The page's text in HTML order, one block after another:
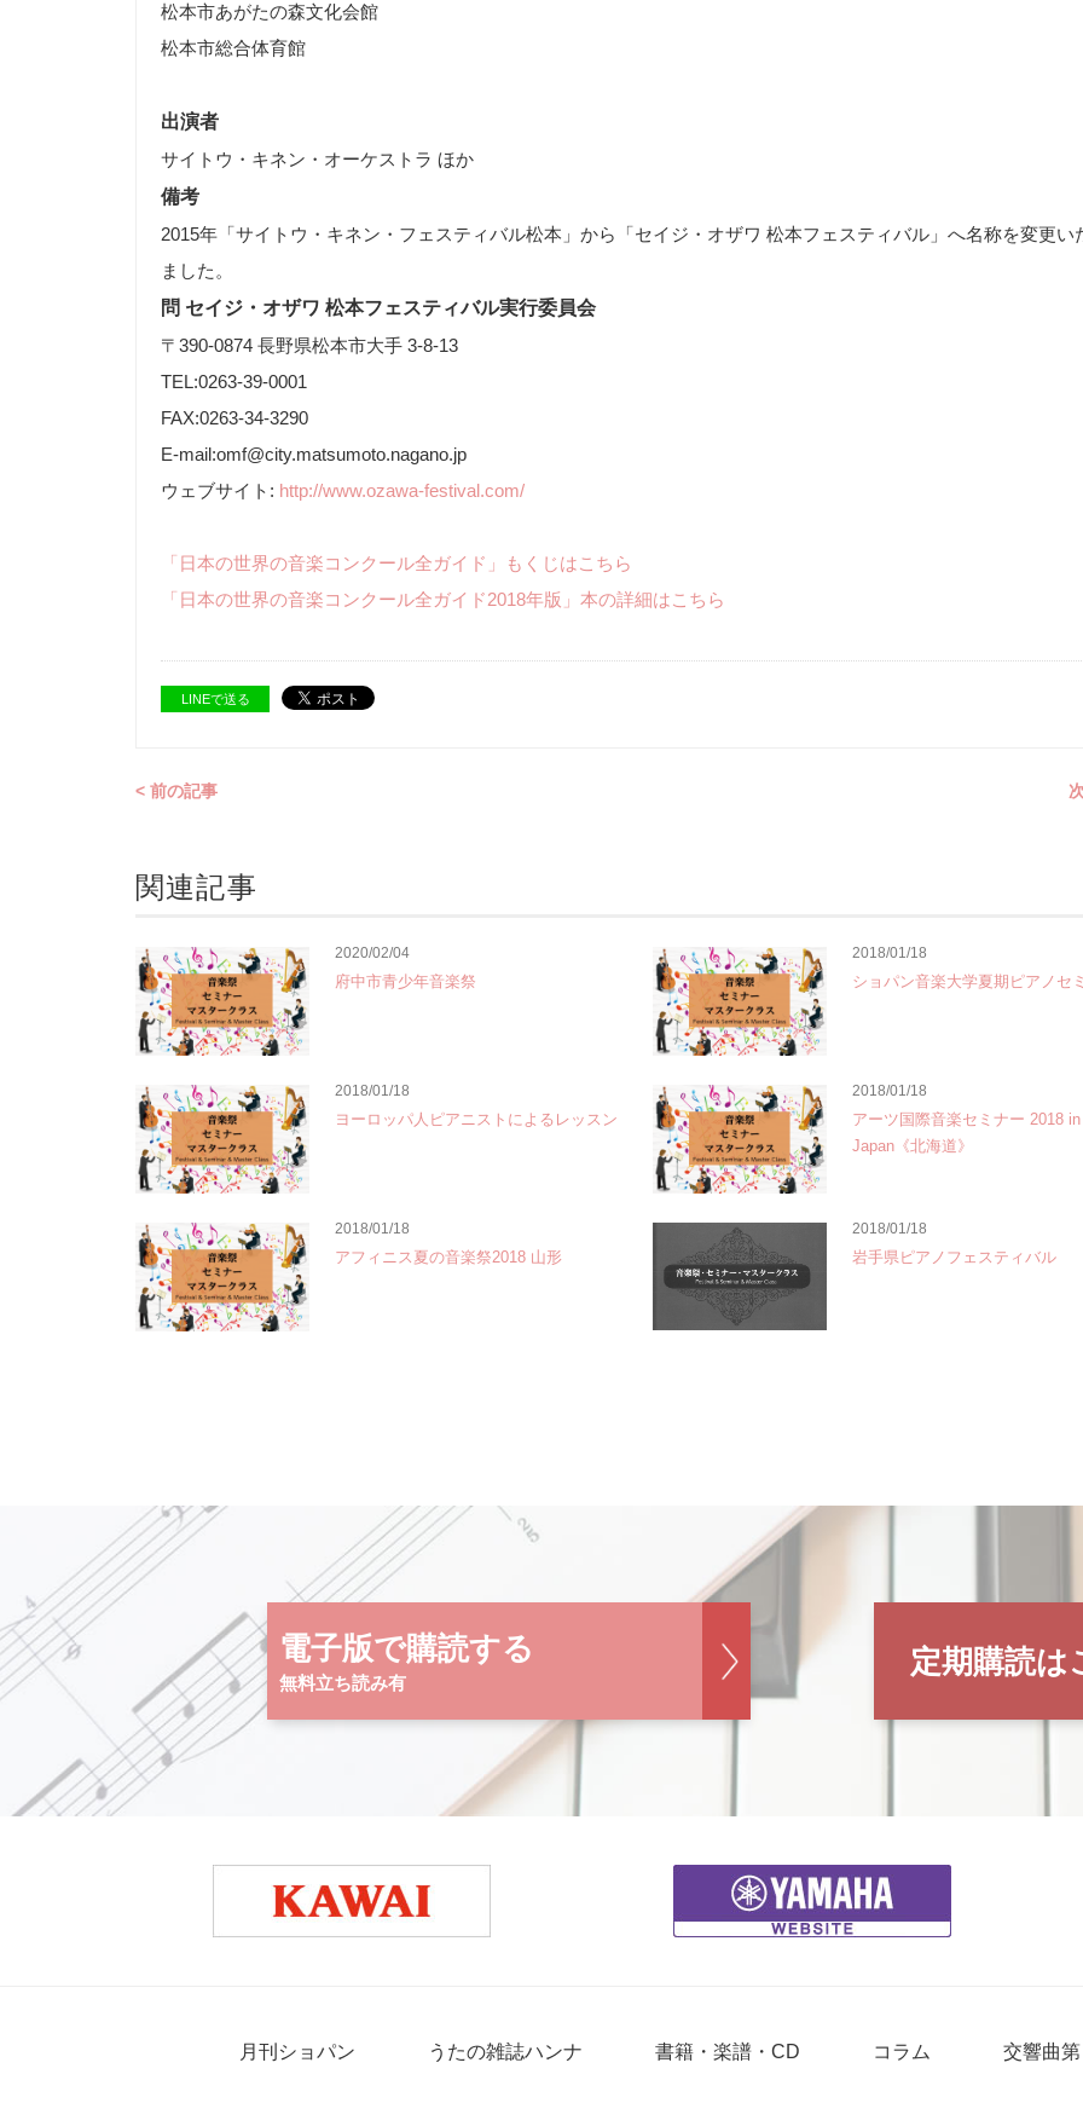
松本市あがたの森文化会館
松本市総合体育館
出演者
サイトウ・キネン・オーケストラ ほか
備考
2015年「サイトウ・キネン・フェスティバル松本」から「セイジ・オザワ 松本フェスティバル」へ名称を変更い
ました。
問 セイジ・オザワ 松本フェスティバル実行委員会
〒390-0874 長野県松本市大手 3-8-13
TEL:0263-39-0001
FAX:0263-34-3290
E-mail:omf@city.matsumoto.nagano.jp
ウェブサイト: http://www.ozawa-festival.com/
「日本の世界の音楽コンクール全ガイド」もくじはこちら
「日本の世界の音楽コンクール全ガイド2018年版」本の詳細はこちら
LINEで送る
< 前の記事
関連記事
2020/02/04
府中市青少年音楽祭
2018/01/18
ショパン音楽大学夏期ピアノセ
2018/01/18
ヨーロッパ人ピアニストによるレッスン
2018/01/18
アーツ国際音楽セミナー 2018 in
Japan《北海道》
2018/01/18
アフィニス夏の音楽祭2018 山形
2018/01/18
岩手県ピアノフェスティバル
電子版で購読する
無料立ち読み有
定期購読は
月刊ショパン うたの雑誌ハンナ 書籍・楽譜・CD コラム 交響曲